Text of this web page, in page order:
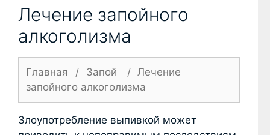
Лечение запойного
алкоголизма
Главная / Запой / Лечение
запойного алкоголизма
Злоупотребление выпивкой может